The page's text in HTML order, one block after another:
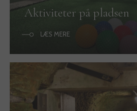
Aktiviteter på pladsen
LÆS MERE